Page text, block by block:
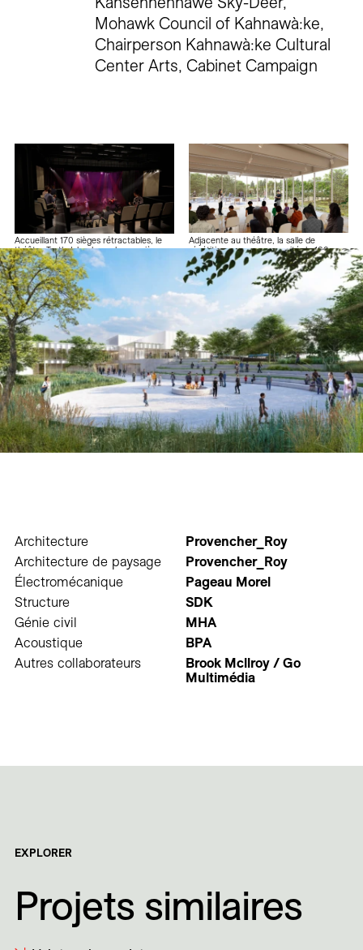
Mohawk Council of Kahnawà:ke,
Chairperson Kahnawà:ke Cultural
Center Arts, Cabinet Campaign
Accueillant 170 sièges rétractables, le
théâtre Turtle Island sera la première
installation à offrir des services
professionnels d’auditorium
universellement accessibles à
Kahnawà:ke.
Adjacente au théâtre, la salle de
répétition aura une capacité de 100
personnes et s'ouvrira sur une terrasse
extérieure.
Architecture
Provencher_Roy
Architecture de paysage
Provencher_Roy
Électromécanique
Pageau Morel
Structure
SDK
Génie civil
MHA
Acoustique
BPA
Autres collaborateurs
Brook Mcllroy / Go
Multimédia
EXPLORER
Projets similaires